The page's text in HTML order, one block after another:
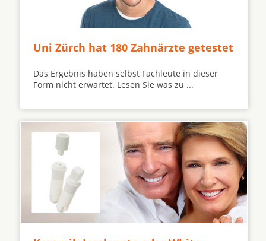
Uni Zürch hat 180 Zahnärzte getestet
Das Ergebnis haben selbst Fachleute in dieser
Form nicht erwartet. Lesen Sie was zu ...